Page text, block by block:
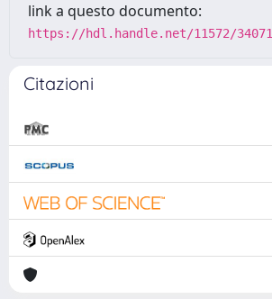
link a questo documento:
https://hdl.handle.net/11572/34071
Citazioni